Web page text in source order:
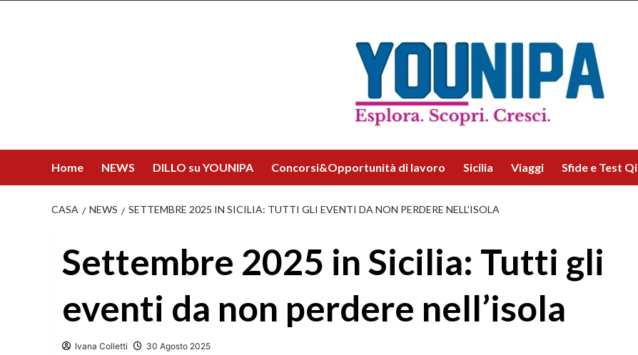
Home NEWS DILLO su YOUNIPA Concorsi&Opportunità di lavoro Sicilia Viaggi Sfide e Test Qi
CASA NEWS SETTEMBRE 2025 IN SICILIA: TUTTI GLI EVENTI DA NON PERDERE NELL’ISOLA
Settembre 2025 in Sicilia: Tutti gli
eventi da non perdere nell’isola
Ivana Colletti 30 Agosto 2025